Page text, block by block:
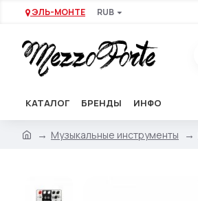
ЭЛЬ-МОНТЕ RUB
КАТАЛОГ БРЕНДЫ ИНФО
Музыкальные инструменты